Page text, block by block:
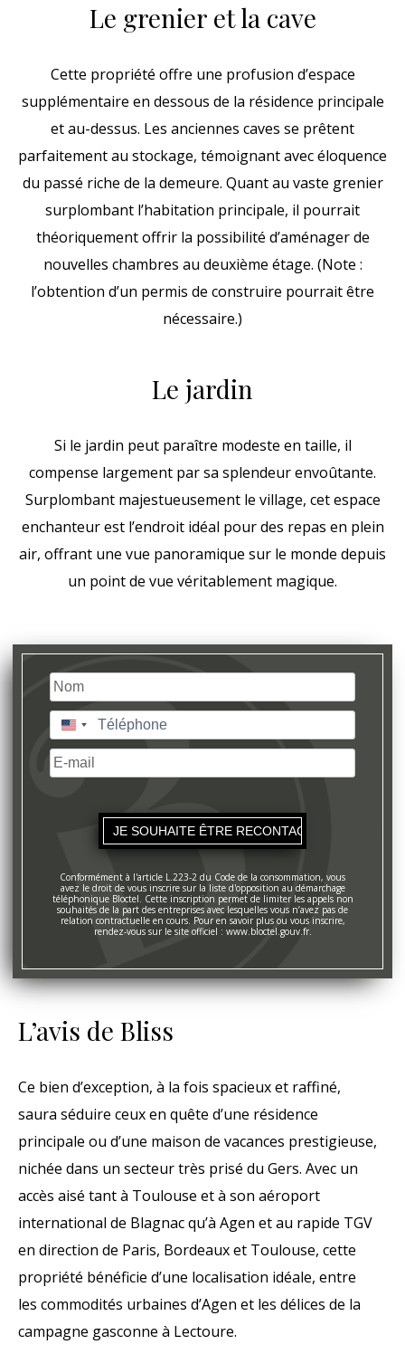
Le grenier et la cave
Cette propriété offre une profusion d’espace
supplémentaire en dessous de la résidence principale
et au-dessus. Les anciennes caves se prêtent
parfaitement au stockage, témoignant avec éloquence
du passé riche de la demeure. Quant au vaste grenier
surplombant l’habitation principale, il pourrait
théoriquement offrir la possibilité d’aménager de
nouvelles chambres au deuxième étage. (Note :
l’obtention d’un permis de construire pourrait être
nécessaire.)
Le jardin
Si le jardin peut paraître modeste en taille, il
compense largement par sa splendeur envoûtante.
Surplombant majestueusement le village, cet espace
enchanteur est l’endroit idéal pour des repas en plein
air, offrant une vue panoramique sur le monde depuis
un point de vue véritablement magique.
Nom(Nécessaire)
Nom
Téléphone(Nécessaire)
États-
Unis
+1
E-
Conformément à l'article L.223-2 du Code de la consommation, vous
avez le droit de vous inscrire sur la liste d'opposition au démarchage
téléphonique Bloctel. Cette inscription permet de limiter les appels non
souhaités de la part des entreprises avec lesquelles vous n’avez pas de
relation contractuelle en cours. Pour en savoir plus ou vous inscrire,
rendez-vous sur le site officiel : www.bloctel.gouv.fr.
L’avis de Bliss
Ce bien d’exception, à la fois spacieux et raffiné,
saura séduire ceux en quête d’une résidence
principale ou d’une maison de vacances prestigieuse,
nichée dans un secteur très prisé du Gers. Avec un
accès aisé tant à Toulouse et à son aéroport
international de Blagnac qu’à Agen et au rapide TGV
en direction de Paris, Bordeaux et Toulouse, cette
propriété bénéficie d’une localisation idéale, entre
les commodités urbaines d’Agen et les délices de la
campagne gasconne à Lectoure.